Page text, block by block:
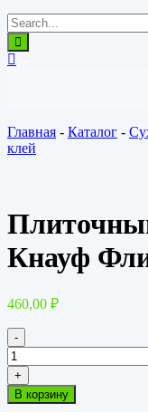
Главная - Каталог -
клей
Кнауф
460,00 ₽
-
Количество
товара
Плиточный
клей
+
В корзину